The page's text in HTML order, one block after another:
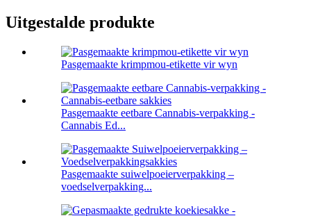
Uitgestalde produkte
Pasgemaakte krimpmou-etikette vir wyn
Pasgemaakte eetbare Cannabis-verpakking -
Cannabis Ed...
Pasgemaakte suiwelpoeierverpakking –
voedselverpakking...